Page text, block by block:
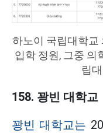
하노이 국립대학교
입학 정원, 그중 의
립
158. 꽝빈 대학교
꽝빈 대학교는